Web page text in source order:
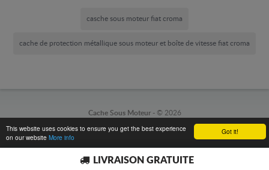
Got it!
This website uses cookies to ensure you get the best experience
on our website More info
casche sous moteur fiat croma
cache de protection métallique sous moteur et boîte de vitesse fiat croma
Cache Sous Moteur - © 2026
LIVRAISON GRATUITE